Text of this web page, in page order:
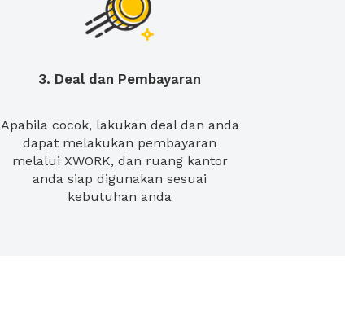
3. Deal dan Pembayaran
Apabila cocok, lakukan deal dan anda
dapat melakukan pembayaran
melalui XWORK, dan ruang kantor
anda siap digunakan sesuai
kebutuhan anda